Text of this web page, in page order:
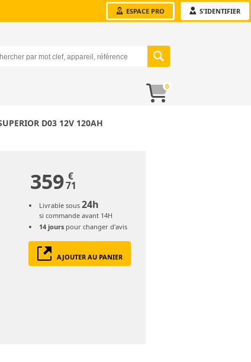
ESPACE PRO S'IDENTIFIER
0
D03 12V 120AH
359 €
71
Livrable sous 24h
si commande avant 14H
14 jours pour changer d'avis
AJOUTER AU PANIER